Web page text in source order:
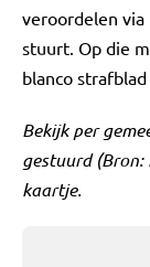
veroordelen
stuurt. Op die
blanco
Bekijk per
gestuurd (Bron:
kaartje.